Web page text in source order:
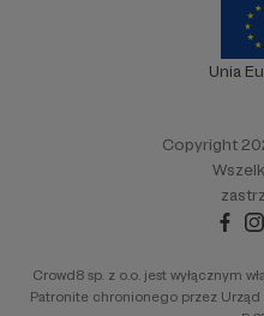
Unia
Copyright
Crowd8 sp. z o.o. jest wyłącznym
Patronite chronionego przez